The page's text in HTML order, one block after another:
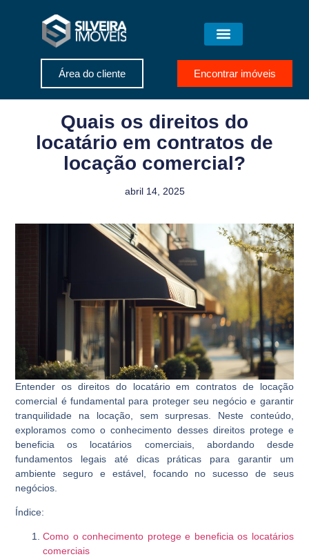
Área do cliente Encontrar imóveis
Quais os direitos do
locatário em contratos de
locação comercial?
abril 14, 2025
Entender os direitos do locatário em contratos de locação
comercial é fundamental para proteger seu negócio e garantir
tranquilidade na locação, sem surpresas. Neste conteúdo,
exploramos como o conhecimento desses direitos protege e
beneficia os locatários comerciais, abordando desde
fundamentos legais até dicas práticas para garantir um
ambiente seguro e estável, focando no sucesso de seus
negócios.
Índice:
Como o conhecimento protege e beneficia os locatários
comerciais